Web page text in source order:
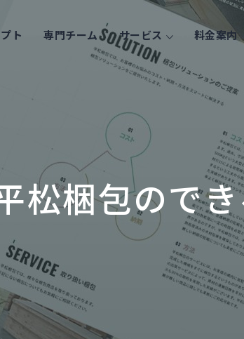
ト 専門チーム サービス 料金案内
松梱包ので